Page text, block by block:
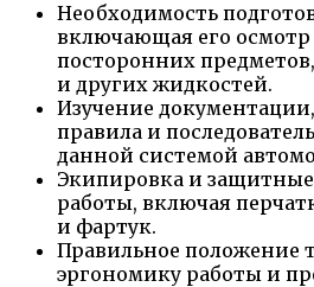
Необходимость
включающая его осмотр
посторонних
и других жидкостей.
Изучение
правила и
данной системой
Экипировка и защитные
работы, включая
и фартук.
Правильное положение
эргономику работы и